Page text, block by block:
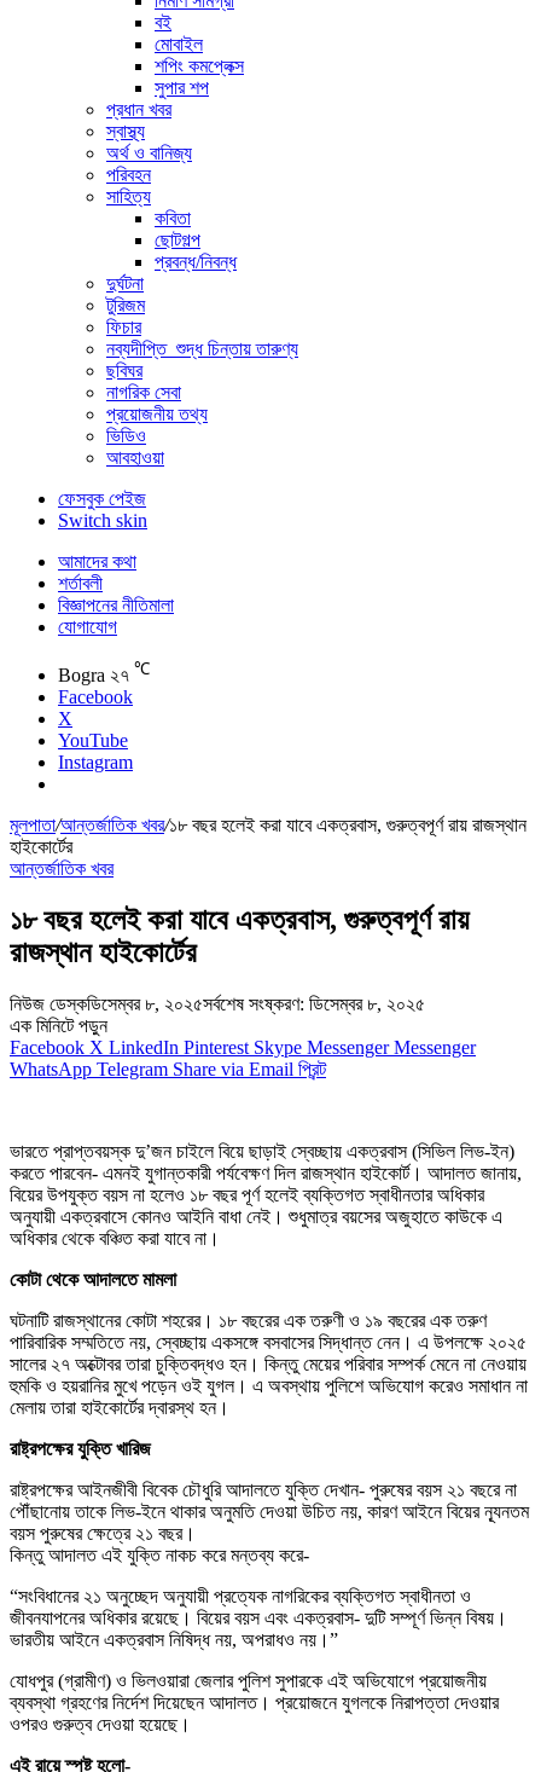
বই
মোবাইল
শপিং কমপ্লেক্স
সুপার শপ
প্রধান খবর
স্বাস্থ্য
অর্থ ও বানিজ্য
পরিবহন
সাহিত্য
কবিতা
ছোটগল্প
প্রবন্ধ/নিবন্ধ
দুর্ঘটনা
টুরিজম
ফিচার
নব্যদীপ্তি_শুদ্ধ চিন্তায় তারুণ্য
ছবিঘর
নাগরিক সেবা
প্রয়োজনীয় তথ্য
ভিডিও
আবহাওয়া
ফেসবুক পেইজ
Switch skin
আমাদের কথা
শর্তাবলী
বিজ্ঞাপনের নীতিমালা
যোগাযোগ
Bogra ২৭ ℃
Facebook
X
YouTube
Instagram
মূলপাতা/আন্তর্জাতিক খবর/১৮ বছর হলেই করা যাবে একত্রবাস, গুরুত্বপূর্ণ রায় রাজস্থান
হাইকোর্টের
আন্তর্জাতিক খবর
১৮ বছর হলেই করা যাবে একত্রবাস, গুরুত্বপূর্ণ রায়
রাজস্থান হাইকোর্টের
নিউজ ডেস্কডিসেম্বর ৮, ২০২৫সর্বশেষ সংষ্করণ: ডিসেম্বর ৮, ২০২৫
এক মিনিটে পড়ুন
Facebook X LinkedIn Pinterest Skype Messenger Messenger
WhatsApp Telegram Share via Email প্রিন্ট
ভারতে প্রাপ্তবয়স্ক দু’জন চাইলে বিয়ে ছাড়াই স্বেচ্ছায় একত্রবাস (সিভিল লিভ-ইন)
করতে পারবেন- এমনই যুগান্তকারী পর্যবেক্ষণ দিল রাজস্থান হাইকোর্ট। আদালত জানায়,
বিয়ের উপযুক্ত বয়স না হলেও ১৮ বছর পূর্ণ হলেই ব্যক্তিগত স্বাধীনতার অধিকার
অনুযায়ী একত্রবাসে কোনও আইনি বাধা নেই। শুধুমাত্র বয়সের অজুহাতে কাউকে এ
অধিকার থেকে বঞ্চিত করা যাবে না।
কোটা থেকে আদালতে মামলা
ঘটনাটি রাজস্থানের কোটা শহরের। ১৮ বছরের এক তরুণী ও ১৯ বছরের এক তরুণ
পারিবারিক সম্মতিতে নয়, স্বেচ্ছায় একসঙ্গে বসবাসের সিদ্ধান্ত নেন। এ উপলক্ষে ২০২৫
সালের ২৭ অক্টোবর তারা চুক্তিবদ্ধও হন। কিন্তু মেয়ের পরিবার সম্পর্ক মেনে না নেওয়ায়
হুমকি ও হয়রানির মুখে পড়েন ওই যুগল। এ অবস্থায় পুলিশে অভিযোগ করেও সমাধান না
মেলায় তারা হাইকোর্টের দ্বারস্থ হন।
রাষ্ট্রপক্ষের যুক্তি খারিজ
রাষ্ট্রপক্ষের আইনজীবী বিবেক চৌধুরি আদালতে যুক্তি দেখান- পুরুষের বয়স ২১ বছরে না
পৌঁছানোয় তাকে লিভ-ইনে থাকার অনুমতি দেওয়া উচিত নয়, কারণ আইনে বিয়ের ন্যূনতম
বয়স পুরুষের ক্ষেত্রে ২১ বছর।
কিন্তু আদালত এই যুক্তি নাকচ করে মন্তব্য করে-
“সংবিধানের ২১ অনুচ্ছেদ অনুযায়ী প্রত্যেক নাগরিকের ব্যক্তিগত স্বাধীনতা ও
জীবনযাপনের অধিকার রয়েছে। বিয়ের বয়স এবং একত্রবাস- দুটি সম্পূর্ণ ভিন্ন বিষয়।
ভারতীয় আইনে একত্রবাস নিষিদ্ধ নয়, অপরাধও নয়।”
যোধপুর (গ্রামীণ) ও ভিলওয়ারা জেলার পুলিশ সুপারকে এই অভিযোগে প্রয়োজনীয়
ব্যবস্থা গ্রহণের নির্দেশ দিয়েছেন আদালত। প্রয়োজনে যুগলকে নিরাপত্তা দেওয়ার
ওপরও গুরুত্ব দেওয়া হয়েছে।
এই রায়ে স্পষ্ট হলো-